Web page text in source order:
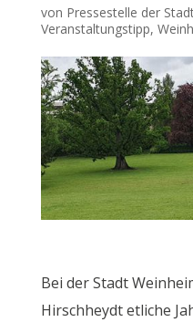
von Pressestelle der
Veranstaltungstipp,
Bei der Stadt
Hirschheydt etliche